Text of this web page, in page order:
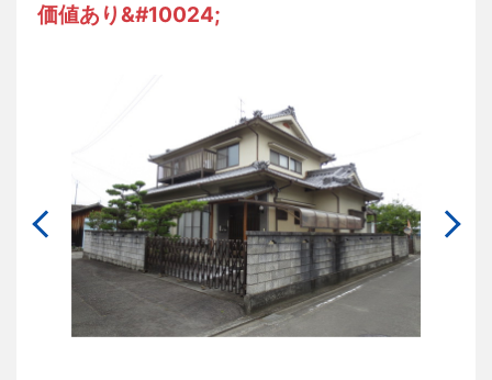
価値あり&#10024;